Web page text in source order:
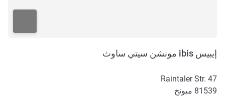
إيبيس ibis مونشن سيتي ساوث
Raintaler Str. 47
81539 ميونخ